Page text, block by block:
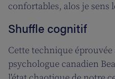
confortables, alos je sens
Shuffle cognitif
Cette technique éprouvée
psychologue canadien